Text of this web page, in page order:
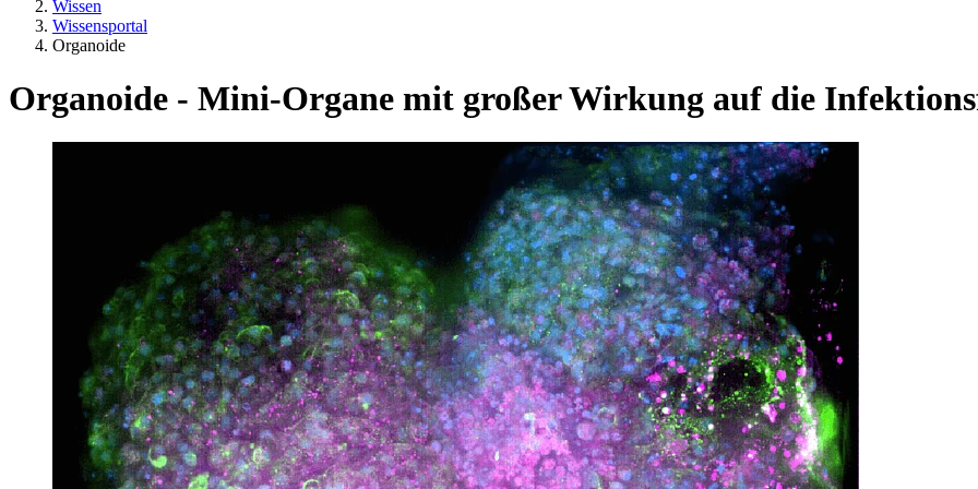
Wissen
Wissensportal
Organoide
Organoide - Mini-Organe mit großer Wirkung auf die